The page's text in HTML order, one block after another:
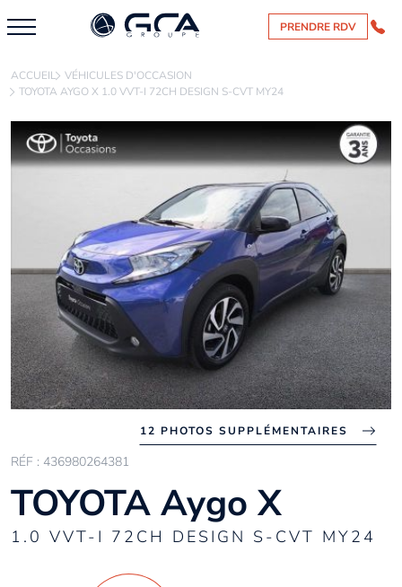
PRENDRE RDV
ACCUEIL VÉHICULES D'OCCASION
TOYOTA AYGO X 1.0 VVT-I 72CH DESIGN S-CVT MY24
12 PHOTOS SUPPLÉMENTAIRES
RÉF : 436980264381
TOYOTA Aygo X
1.0 VVT-I 72CH DESIGN S-CVT MY24